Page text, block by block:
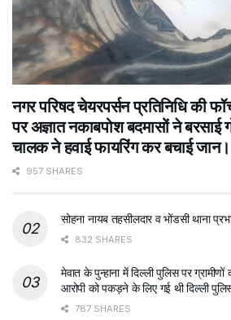
नगर परिषद चेयरपर्सन प्रतिनिधि की
पर अज्ञात नकाबपोश बदमासों ने बरसाई
चालक ने हवाई फायरिंग कर बचाई जान।
957 SHARES
सोहना नायब तहसीलदार व भोंडसी थाना
832 SHARES
मेवात के पुन्हाना में दिल्ली पुलिस पर
आरोपी को पकड़ने के लिए गई थी दिल्ली
787 SHARES